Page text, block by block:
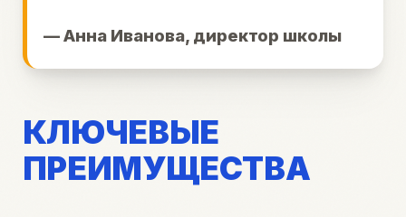
— Анна Иванова, директор школы
КЛЮЧЕВЫЕ
ПРЕИМУЩЕСТВА